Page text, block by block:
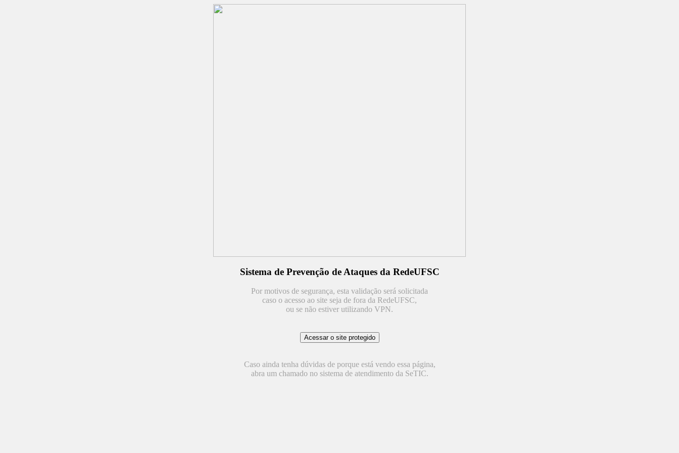
Sistema de Prevenção de Ataques da RedeUFSC
Por motivos de segurança, esta validação será solicitada
caso o acesso ao site seja de fora da RedeUFSC,
ou se não estiver utilizando VPN.
Caso ainda tenha dúvidas de porque está vendo essa página,
abra um chamado no sistema de atendimento da SeTIC.